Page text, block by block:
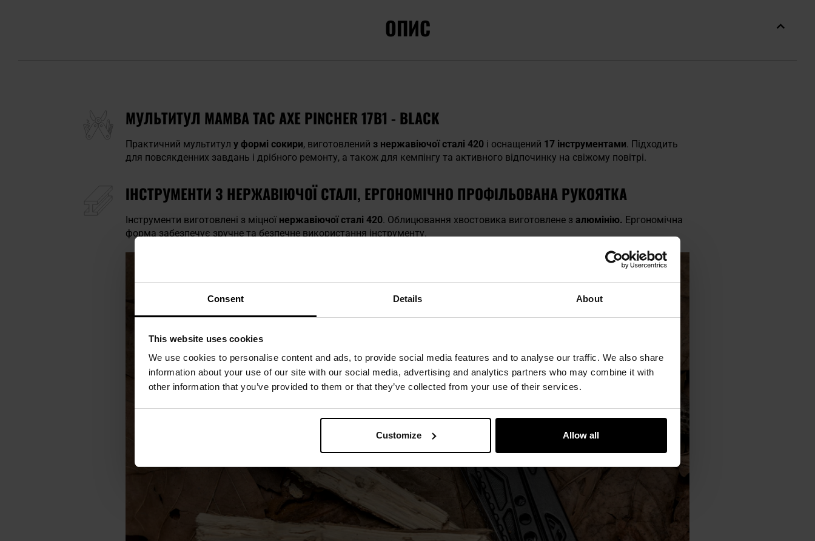
Consent Details About
This website uses cookies
We use cookies to personalise content and ads, to provide social media features and to analyse our traffic. We also share
information about your use of our site with our social media, advertising and analytics partners who may combine it with
other information that you’ve provided to them or that they’ve collected from your use of their services.
Customize Allow all
ОПИС
МУЛЬТИТУЛ MAMBA TAC AXE PINCHER 17В1 - BLACK
Практичний мультитул у формі сокири, виготовлений з нержавіючої сталі 420 і оснащений 17 інструментами. Підходить
для повсякденних завдань і дрібного ремонту, а також для кемпінгу та активного відпочинку на свіжому повітрі.
ІНСТРУМЕНТИ З НЕРЖАВІЮЧОЇ СТАЛІ, ЕРГОНОМІЧНО ПРОФІЛЬОВАНА РУКОЯТКА
Інструменти виготовлені з міцної нержавіючої сталі 420. Облицювання хвостовика виготовлене з алюмінію. Ергономічна
форма забезпечує зручне та безпечне використання інструменту.